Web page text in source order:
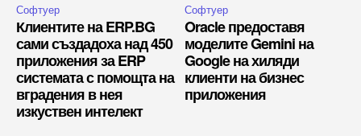
Софтуер
Клиентите на ERP.BG
сами създадоха над 450
приложения за ERP
системата с помощта на
вградения в нея
изкуствен интелект
Софтуер
Oracle предоставя
моделите Gemini на
Google на хиляди
клиенти на бизнес
приложения